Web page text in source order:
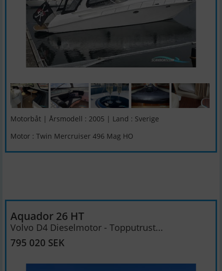
Motorbåt | Årsmodell : 2005 | Land : Sverige
Motor : Twin Mercruiser 496 Mag HO
Aquador 26 HT
Volvo D4 Dieselmotor - Topputrust...
795 020 SEK